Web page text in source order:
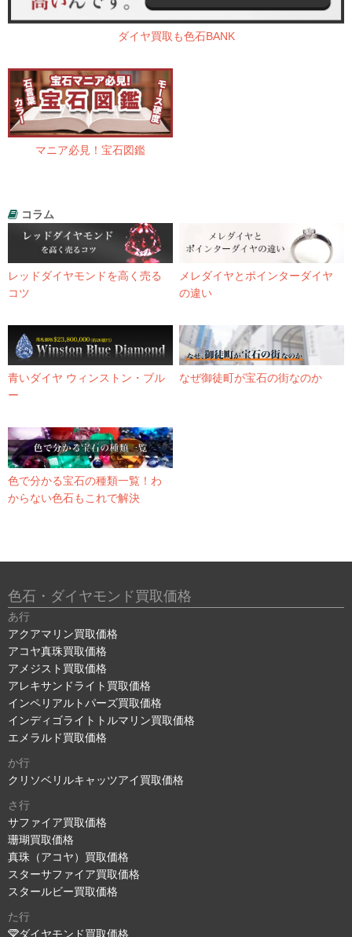
ダイヤ買取も色石BANK
マニア必見！宝石図鑑
コラム
レッドダイヤモンドを高く売る
コツ
メレダイヤとポインターダイヤ
の違い
青いダイヤ ウィンストン・ブル
ー
なぜ御徒町が宝石の街なのか
色で分かる宝石の種類一覧！わ
からない色石もこれで解決
色石・ダイヤモンド買取価格
あ行
アクアマリン買取価格
アコヤ真珠買取価格
アメジスト買取価格
アレキサンドライト買取価格
インペリアルトパーズ買取価格
インディゴライトトルマリン買取価格
エメラルド買取価格
か行
クリソベリルキャッツアイ買取価格
さ行
サファイア買取価格
珊瑚買取価格
真珠（アコヤ）買取価格
スターサファイア買取価格
スタールビー買取価格
た行
ダイヤモンド買取価格